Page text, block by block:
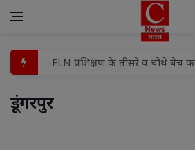
FLN प्रशिक्षण के तीसरे व चौथे बैच
शहर मंडल में भाजपा की तिरंगा यात्रा
डूंगरपुर